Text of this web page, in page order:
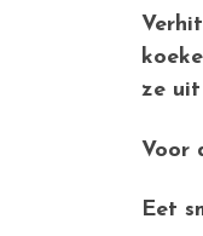
ze
Voor
Eet